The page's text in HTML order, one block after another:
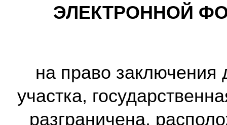
ЭЛЕКТРОННОЙ
на право заключения
участка,
разграничена,